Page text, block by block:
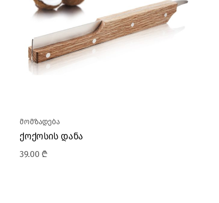
მომზადება
ქოქოსის დანა
39.00 ₾